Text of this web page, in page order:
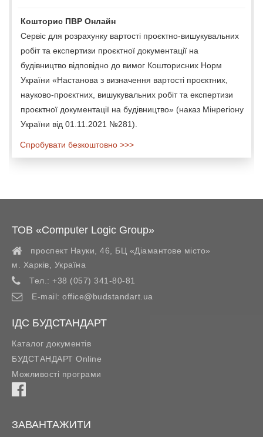
Кошторис ПВР Онлайн
Сервіс для розрахунку вартості проєктно-вишукувальних
робіт та експертизи проєктної документації на
будівництво відповідно до вимог Кошторисних Норм
України «Настанова з визначення вартості проєктних,
науково-проєктних, вишукувальних робіт та експертизи
проєктної документації на будівництво» (наказ Мінрегіону
України від 01.11.2021 №281).
Спробувати безкоштовно >>>
ТОВ «Computer Logic Group»
проспект Науки, 46, БЦ «Діамантове місто»
м. Харків
Україна
Тел.: +38 (057) 341-80-81
E-mail: office@budstandart.ua
ІДС БУДСТАНДАРТ
Каталог документів
БУДСТАНДАРТ Online
Можливості програми
ЗАВАНТАЖИТИ